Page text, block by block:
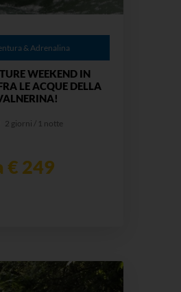
& Adrenalina
WEEKEND IN
LE ACQUE DELLA
2 giorni / 1 notte
€ 249